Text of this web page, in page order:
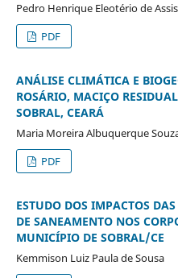
Pedro Henrique Eleotério de Assis
PDF
ANÁLISE CLIMÁTICA E
ROSÁRIO, MACIÇO
SOBRAL, CEARÁ
Maria Moreira Albuquerque
PDF
ESTUDO DOS IMPACTOS
DE SANEAMENTO NOS
MUNICÍPIO DE SOBRAL/CE
Kemmison Luiz Paula de Sousa